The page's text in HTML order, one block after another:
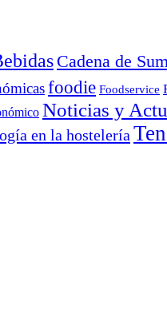
Cadena de
foodie Foodservice
Noticias y
en la hostelería